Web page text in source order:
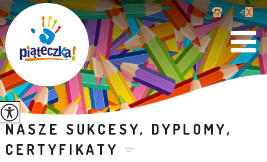
NASZE SUKCESY, DYPLOMY,
CERTYFIKATY